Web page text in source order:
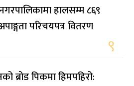
हालसम्म ८६९
परिचयपत्र वितरण
९
ब्रोड पिकमा हिमपहिरो: